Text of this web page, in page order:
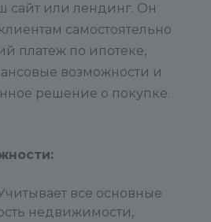
сайт или лендинг. Он
самостоятельно
платеж по ипотеке,
возможности и
решение о покупке.
все основные
недвижимости,